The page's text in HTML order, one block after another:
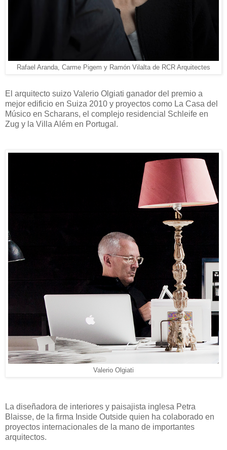
Rafael Aranda, Carme Pigem y Ramón Vilalta de RCR Arquitectes
El arquitecto suizo Valerio Olgiati ganador del premio a
mejor edificio en Suiza 2010 y proyectos como La Casa del
Músico en Scharans, el complejo residencial Schleife en
Zug y la Villa Além en Portugal.
Valerio Olgiati
La diseñadora de interiores y paisajista inglesa Petra
Blaisse, de la firma Inside Outside quien ha colaborado en
proyectos internacionales de la mano de importantes
arquitectos.